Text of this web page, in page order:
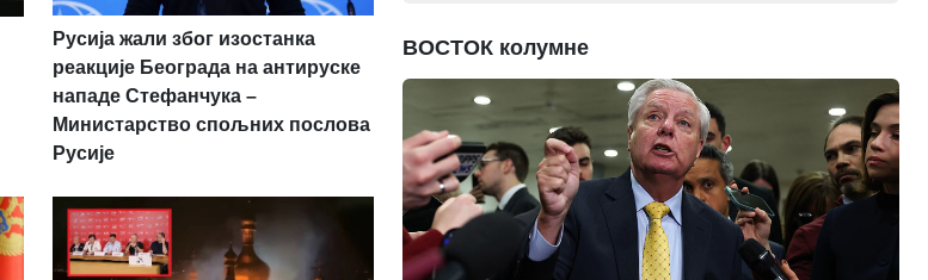
Русија жали због изостанка
реакције Београда на антируске
нападе Стефанчука –
Министарство спољних послова
Русије
ВОСТОК колумне